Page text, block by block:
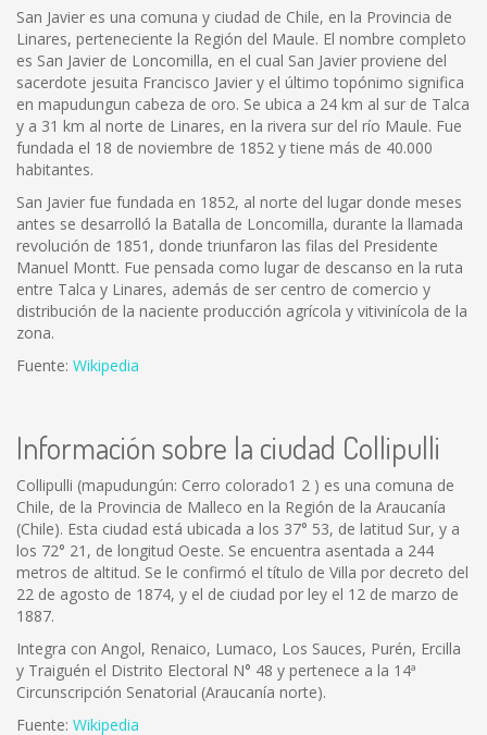
San Javier es una comuna y ciudad de Chile, en la Provincia de
Linares, perteneciente la Región del Maule. El nombre completo
es San Javier de Loncomilla, en el cual San Javier proviene del
sacerdote jesuita Francisco Javier y el último topónimo significa
en mapudungun cabeza de oro. Se ubica a 24 km al sur de Talca
y a 31 km al norte de Linares, en la rivera sur del río Maule. Fue
fundada el 18 de noviembre de 1852 y tiene más de 40.000
habitantes.
San Javier fue fundada en 1852, al norte del lugar donde meses
antes se desarrolló la Batalla de Loncomilla, durante la llamada
revolución de 1851, donde triunfaron las filas del Presidente
Manuel Montt. Fue pensada como lugar de descanso en la ruta
entre Talca y Linares, además de ser centro de comercio y
distribución de la naciente producción agrícola y vitivinícola de la
zona.
Fuente: Wikipedia
Información sobre la ciudad Collipulli
Collipulli (mapudungún: Cerro colorado1 2 ) es una comuna de
Chile, de la Provincia de Malleco en la Región de la Araucanía
(Chile). Esta ciudad está ubicada a los 37° 53, de latitud Sur, y a
los 72° 21, de longitud Oeste. Se encuentra asentada a 244
metros de altitud. Se le confirmó el título de Villa por decreto del
22 de agosto de 1874, y el de ciudad por ley el 12 de marzo de
1887.
Integra con Angol, Renaico, Lumaco, Los Sauces, Purén, Ercilla
y Traiguén el Distrito Electoral N° 48 y pertenece a la 14ª
Circunscripción Senatorial (Araucanía norte).
Fuente: Wikipedia